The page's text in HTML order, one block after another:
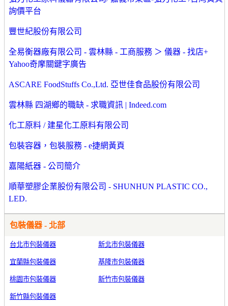
詢價平台
豐世紀股份有限公司
全易衡器廠有限公司 - 雲林縣 - 工商服務 ＞ 儀器 - 找店+
Yahoo奇摩關鍵字廣告
ASCARE FoodStuffs Co.,Ltd. 亞世佳食品股份有限公司
雲林縣 四湖鄉的職缺 - 求職資訊 | Indeed.com
化工原料 / 建星化工原料有限公司
包裝容器，包裝服務 - e捷網黃頁
嘉陽紙器 - 公司簡介
順華塑膠企業股份有限公司 - SHUNHUN PLASTIC CO.,
LED.
包裝儀器 - 北部
台北市包裝儀器 新北市包裝儀器
宜蘭縣包裝儀器 基隆市包裝儀器
桃園市包裝儀器 新竹市包裝儀器
新竹縣包裝儀器